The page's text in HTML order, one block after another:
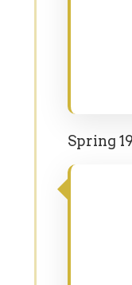
Spring